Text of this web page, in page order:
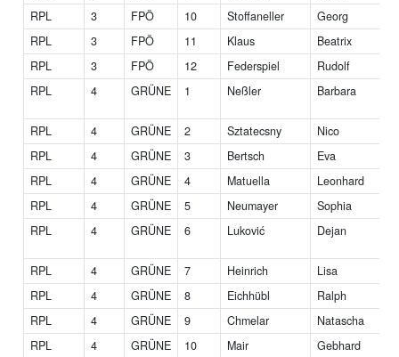
RPL
3 FPÖ 10 Stoffaneller
Georg
RPL
3 FPÖ 11 Klaus
Beatrix
RPL
3 FPÖ 12 Federspiel
Rudolf
RPL
4 GRÜNE 1 Neßler Barbara
RPL 4 GRÜNE 2 Sztatecsny
Nico
RPL
4 GRÜNE 3 Bertsch
Eva
RPL
4 GRÜNE 4 Matuella
Leonhard
RPL
4 GRÜNE 5 Neumayer
Sophia
RPL
4 GRÜNE 6 Luković Dejan
RPL 4 GRÜNE 7 Heinrich
Lisa
RPL
4 GRÜNE 8 Eichhübl
Ralph
RPL
4 GRÜNE 9 Chmelar Natascha
RPL
4 GRÜNE 10 Mair
Gebhard